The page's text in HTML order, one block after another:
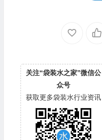
关注“袋装水之家”微信公
众号
获取更多袋装水行业资讯